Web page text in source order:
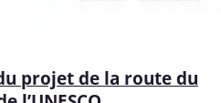
projet de la route du